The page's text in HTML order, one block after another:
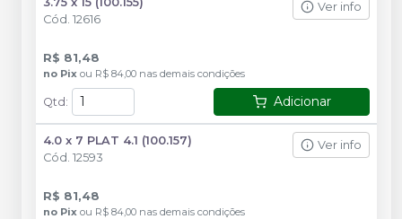
Cód. 12616
Ver info
R$ 81,48
no Pix ou R$ 84,00 nas demais condições
Qtd: Adicionar
4.0 x 7 PLAT 4.1 (100.157)
Cód. 12593
Ver info
R$ 81,48
no Pix ou R$ 84,00 nas demais condições